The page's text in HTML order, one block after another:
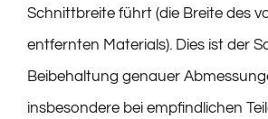
Schnittbreite führt (die Breite des
entfernten Materials). Dies ist der
Beibehaltung genauer
insbesondere bei empfindlichen